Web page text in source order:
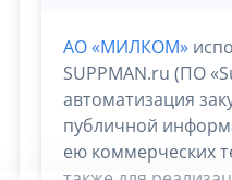
АО «МИЛКОМ»
SUPPMAN.ru (ПО
автоматизация
публичной
ею коммерческих